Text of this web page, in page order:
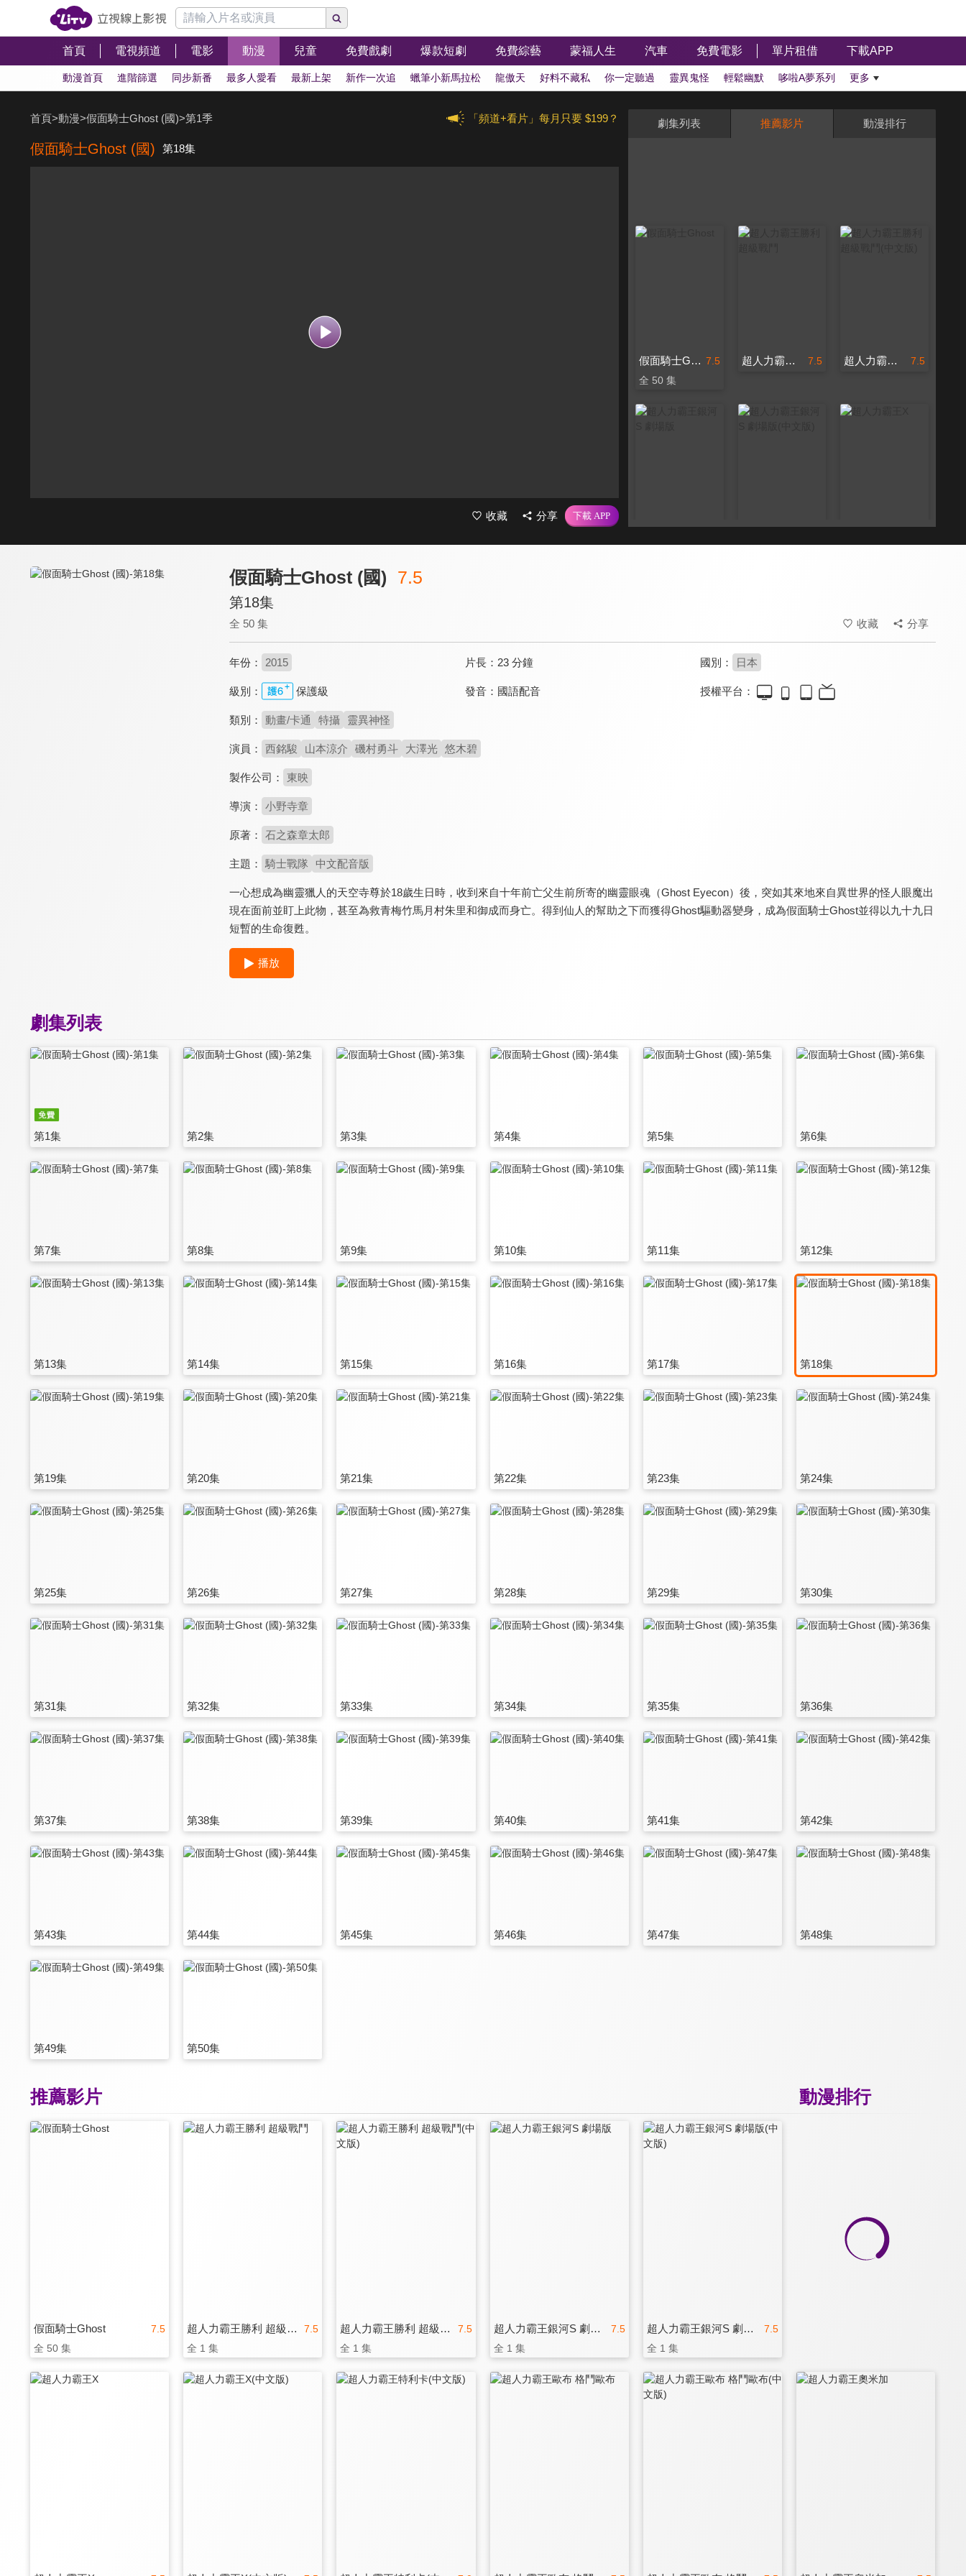
首頁 電視頻道 電影 動漫 兒童 免費戲劇 爆款短劇 免費綜藝 蒙福人生 汽車 免費電影 單片租借 下載APP
動漫首頁 進階篩選 同步新番 最多人愛看 最新上架 新作一次追 蠟筆小新馬拉松 龍傲天 好料不藏私 你一定聽過 靈異鬼怪 輕鬆幽默 哆啦A夢系列 更多
「頻道+看片」每月只要 $199？
首頁>動漫>假面騎士Ghost (國)>第1季
假面騎士Ghost (國) 第18集
收藏 分享
劇集列表 推薦影片 動漫排行
7.5
假面騎士Ghost
全 50 集
7.5
超人力霸王勝利 超級戰鬥 7.5
超人力霸王勝利 超級戰鬥(中文版)
7.5
超人力霸王歐布 格鬥歐布(中文版) 7.5
超人力霸王奧米加
全 25 集
7.5
超人力霸王德卡(中文版)
全 25 集
假面騎士Ghost (國) 7.5
第18集
全 50 集 收藏 分享
年份： 2015 片長： 23 分鐘 國別： 日本
級別： 保護級 發音： 國語配音 授權平台：
類別： 動畫/卡通 特攝 靈異神怪
演員： 西銘駿 山本涼介 磯村勇斗 大澤光 悠木碧
製作公司： 東映
導演： 小野寺章
原著： 石之森章太郎
主題： 騎士戰隊 中文配音版
一心想成為幽靈獵人的天空寺尊於18歲生日時，收到來自十年前亡父生前所寄的幽靈眼魂（Ghost Eyecon）後，突如其來地來自異世界的怪人眼魔出
現在面前並盯上此物，甚至為救青梅竹馬月村朱里和御成而身亡。得到仙人的幫助之下而獲得Ghost驅動器變身，成為假面騎士Ghost並得以九十九日
短暫的生命復甦。
播放
劇集列表
第1集 第2集 第3集 第4集 第5集 第6集
第7集 第8集 第9集 第10集 第11集 第12集
第13集 第14集 第15集 第16集 第17集 第18集
第19集 第20集 第21集 第22集 第23集 第24集
第25集 第26集 第27集 第28集 第29集 第30集
第31集 第32集 第33集 第34集 第35集 第36集
第37集 第38集 第39集 第40集 第41集 第42集
第43集 第44集 第45集 第46集 第47集 第48集
第49集 第50集
動漫排行
推薦影片
7.5
假面騎士Ghost
全 50 集
7.5
超人力霸王勝利 超級戰鬥
全 1 集
7.5
超人力霸王勝利 超級戰鬥(中文版)
全 1 集
7.5
超人力霸王銀河S 劇場版
全 1 集
7.5
超人力霸王銀河S 劇場版(中文版)
全 1 集